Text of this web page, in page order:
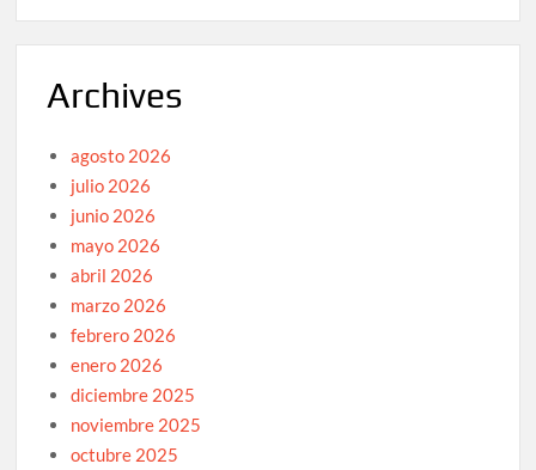
Archives
agosto 2026
julio 2026
junio 2026
mayo 2026
abril 2026
marzo 2026
febrero 2026
enero 2026
diciembre 2025
noviembre 2025
octubre 2025